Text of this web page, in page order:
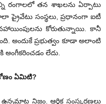
రంగాలలో తన శాఖలను ఏర్పాటు
సంస్థలు, ప్రధానంగా ఐటీ
కోరుతున్నాయి. కానీ
అందుకే ప్రభుత్వం కూడా అలాంటి
లేదు.
కోణం ఏమిటి?
నిజం. ఆర్థిక సంస్కరణలు